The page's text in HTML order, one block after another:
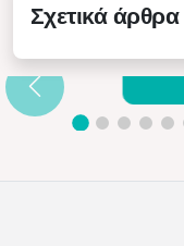
Σχετικά άρθρα
ΓΙΑΤΊ